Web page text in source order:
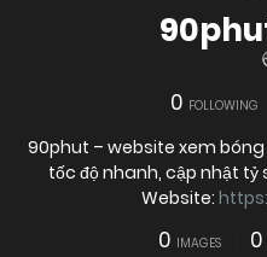
0 FOLLOWING
90phut – website xem
tốc độ nhanh, cập nhật tỷ
Website:
0 IMAGES 0